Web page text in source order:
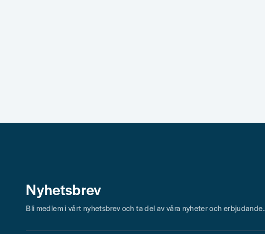
Nyhetsbrev
Bli medlem i vårt nyhetsbrev och ta del av våra nyheter och erbjudande.